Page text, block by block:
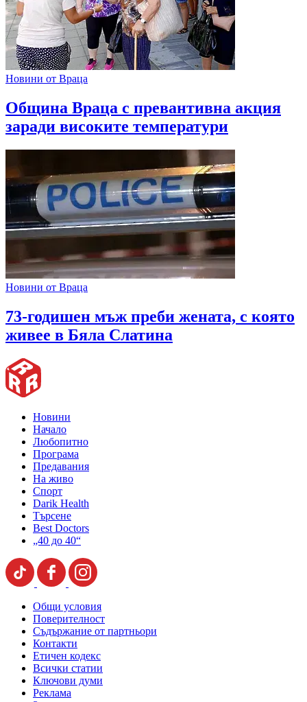
Новини от Враца
Община Враца с превантивна акция
заради високите температури
Новини от Враца
73-годишен мъж преби жената, с която
живее в Бяла Слатина
Новини
Начало
Любопитно
Програма
Предавания
На живо
Спорт
Darik Health
Търсене
Best Doctors
„40 до 40“
Общи условия
Поверителност
Съдържание от партньори
Контакти
Етичен кодекс
Всички статии
Ключови думи
Реклама